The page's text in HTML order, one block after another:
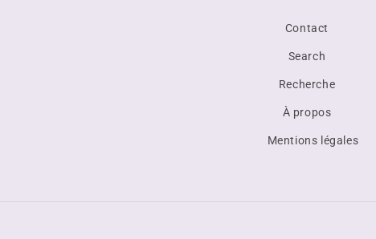
Contact
Search
Recherche
À propos
Mentions légales